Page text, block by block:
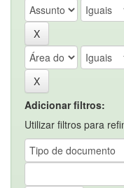
Adicionar filtros:
Utilizar filtros para